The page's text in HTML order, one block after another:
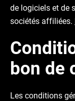
de logiciels et de
sociétés affiliées.
bon de
Les conditions